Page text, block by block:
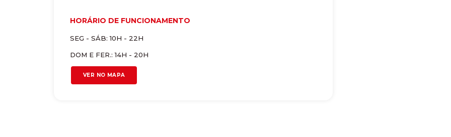
HORÁRIO DE FUNCIONAMENTO
SEG - SÁB: 10H - 22H
DOM E FER.: 14H - 20H
VER NO MAPA